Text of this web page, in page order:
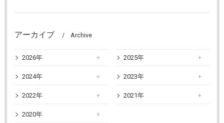
アーカイブ Archive
2026年 2025年
2024年 2023年
2022年 2021年
2020年